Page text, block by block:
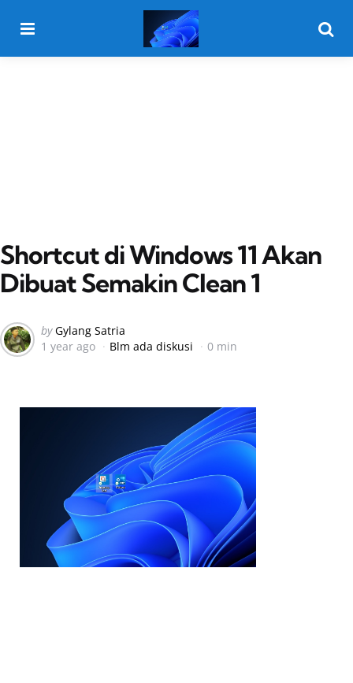
Shortcut di Windows 11 Akan
Dibuat Semakin Clean 1
Posted
by
by Gylang Satria
1 year ago
Blm ada diskusi 0 min